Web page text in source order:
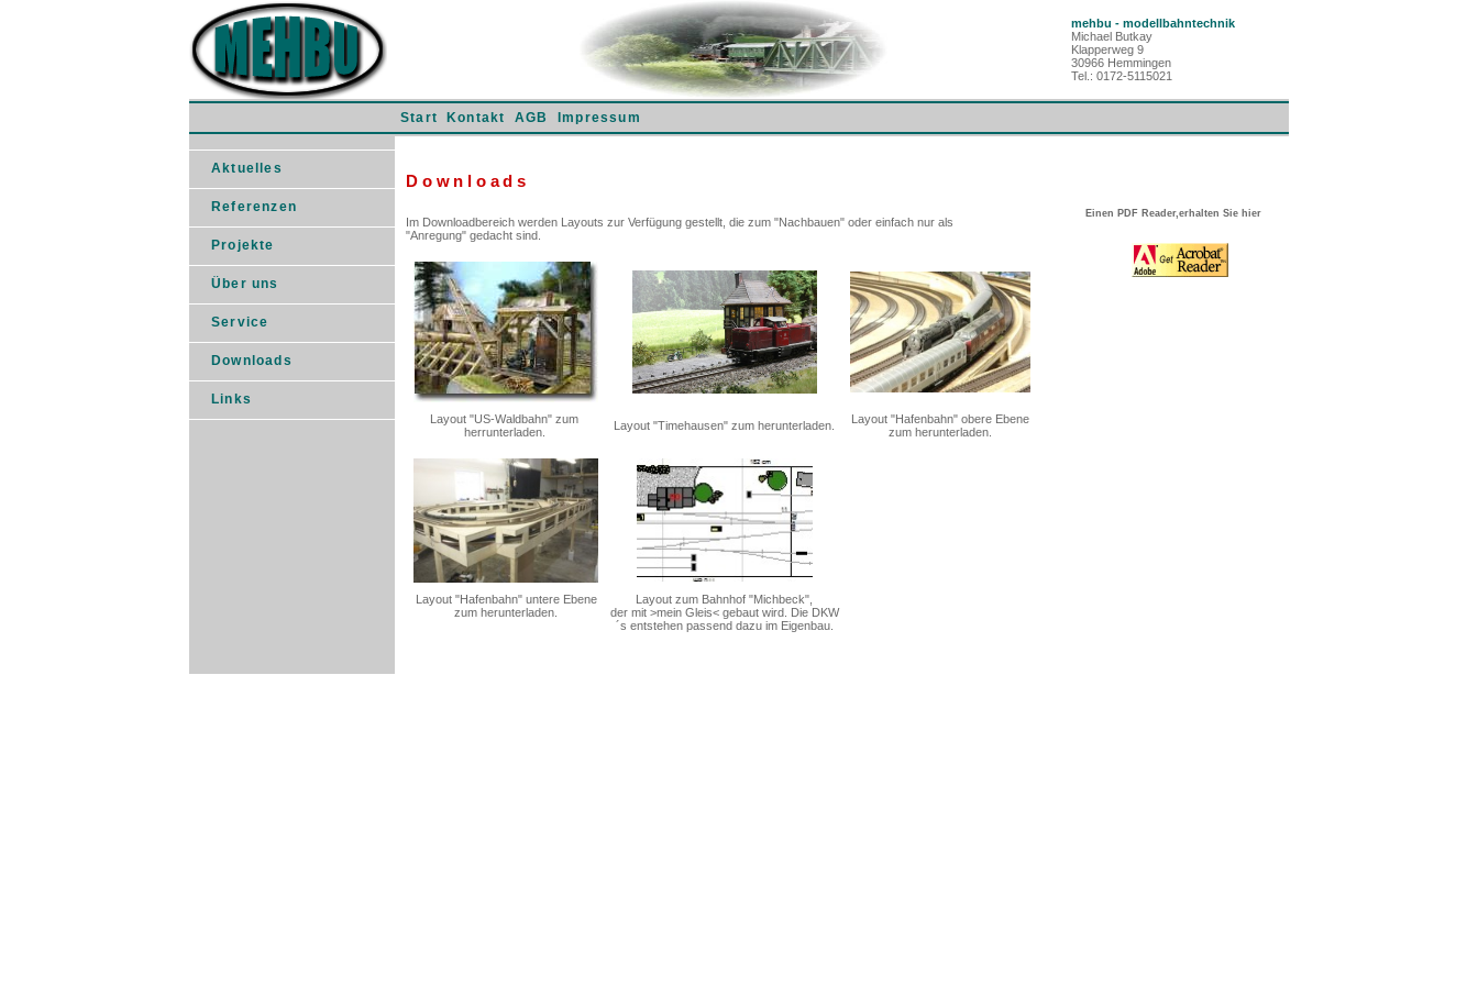
mehbu - modellbahntechnik
Michael Butkay
Klapperweg 9
30966 Hemmingen
Tel.: 0172-5115021
Start Kontakt AGB Impressum
Aktuelles
Referenzen
Projekte
Über uns
Service
Downloads
Links
Downloads
Im Downloadbereich werden Layouts zur Verfügung gestellt, die zum "Nachbauen" oder einfach nur als
"Anregung" gedacht sind.
Layout "US-Waldbahn" zum
herrunterladen.
Layout "Timehausen" zum herunterladen.
Layout "Hafenbahn" obere Ebene
zum herunterladen.
Layout "Hafenbahn" untere Ebene
zum herunterladen.
Layout zum Bahnhof "Michbeck",
der mit >mein Gleis< gebaut wird. Die DKW
´s entstehen passend dazu im Eigenbau.
Einen PDF Reader,erhalten Sie hier